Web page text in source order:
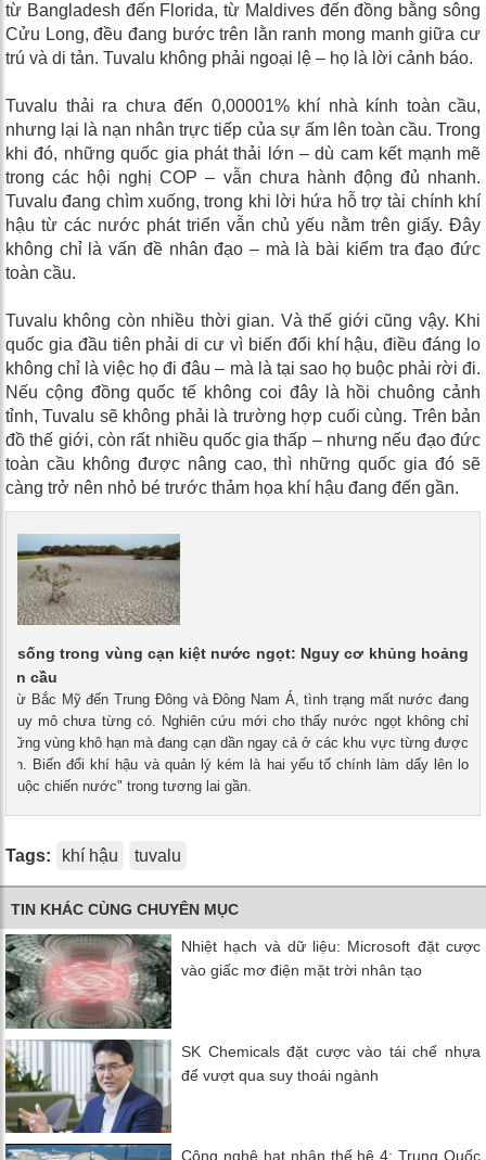
từ Bangladesh đến Florida, từ Maldives đến đồng bằng sông
Cửu Long, đều đang bước trên lằn ranh mong manh giữa cư
trú và di tản. Tuvalu không phải ngoại lệ – họ là lời cảnh báo.
Tuvalu thải ra chưa đến 0,00001% khí nhà kính toàn cầu,
nhưng lại là nạn nhân trực tiếp của sự ấm lên toàn cầu. Trong
khi đó, những quốc gia phát thải lớn – dù cam kết mạnh mẽ
trong các hội nghị COP – vẫn chưa hành động đủ nhanh.
Tuvalu đang chìm xuống, trong khi lời hứa hỗ trợ tài chính khí
hậu từ các nước phát triển vẫn chủ yếu nằm trên giấy. Đây
không chỉ là vấn đề nhân đạo – mà là bài kiểm tra đạo đức
toàn cầu.
Tuvalu không còn nhiều thời gian. Và thế giới cũng vậy. Khi
quốc gia đầu tiên phải di cư vì biến đổi khí hậu, điều đáng lo
không chỉ là việc họ đi đâu – mà là tại sao họ buộc phải rời đi.
Nếu cộng đồng quốc tế không coi đây là hồi chuông cảnh
tỉnh, Tuvalu sẽ không phải là trường hợp cuối cùng. Trên bản
đồ thế giới, còn rất nhiều quốc gia thấp – nhưng nếu đạo đức
toàn cầu không được nâng cao, thì những quốc gia đó sẽ
càng trở nên nhỏ bé trước thảm họa khí hậu đang đến gần.
sống trong vùng cạn kiệt nước ngọt: Nguy cơ khủng hoảng
cầu
Từ Bắc Mỹ đến Trung Đông và Đông Nam Á, tình trạng mất nước đang
quy mô chưa từng có. Nghiên cứu mới cho thấy nước ngọt không chỉ
vùng khô hạn mà đang cạn dần ngay cả ở các khu vực từng được
Biến đổi khí hậu và quản lý kém là hai yếu tố chính làm dấy lên lo
"cuộc chiến nước" trong tương lai gần.
Tags: khí hậu tuvalu
TIN KHÁC CÙNG CHUYÊN MỤC
Nhiệt hạch và dữ liệu: Microsoft đặt cược
vào giấc mơ điện mặt trời nhân tạo
SK Chemicals đặt cược vào tái chế nhựa
để vượt qua suy thoái ngành
Công nghệ hạt nhân thế hệ 4: Trung Quốc